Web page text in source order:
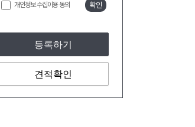
개인정보 수집이용 동의 확인
등록하기
견적확인